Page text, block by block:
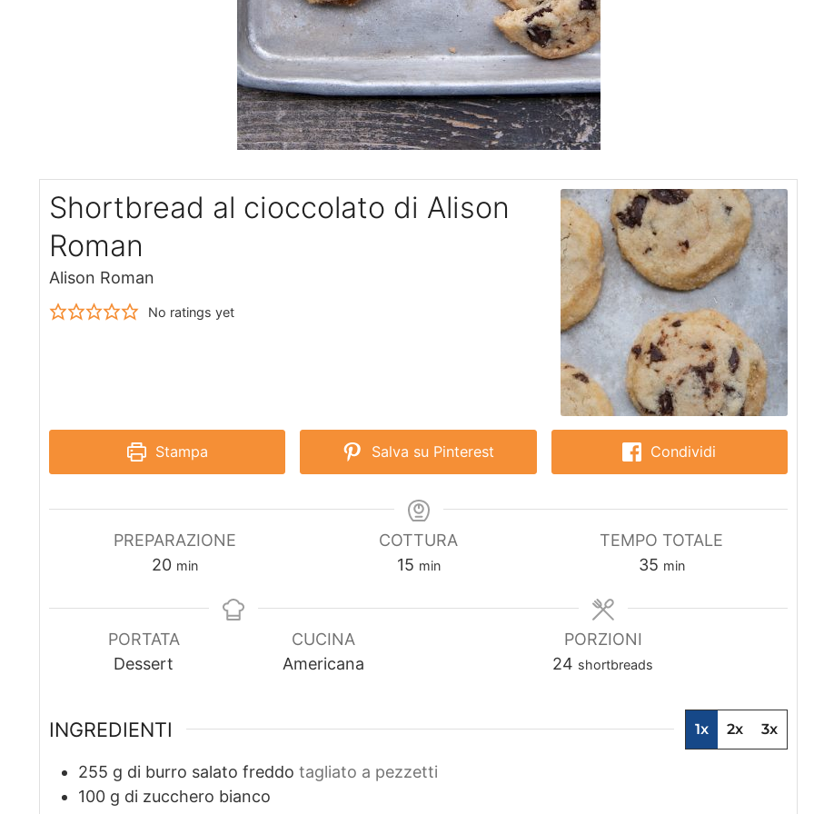
Shortbread al cioccolato di Alison
Roman
Alison Roman
No ratings yet
Stampa Salva su Pinterest Condividi
PREPARAZIONE
20m
n
u
t
min
COTTURA
15m
n
min
TEMPO TOTALE
35m
n
min
PORTATA
Dessert
CUCINA
Americana
PORZIONI
24 shortbreads
INGREDIENTI 1x 2x 3x
255 g di burro salato freddo tagliato a pezzetti
100 g di zucchero bianco